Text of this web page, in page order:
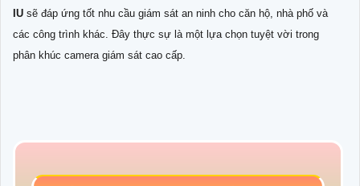
IU sẽ đáp ứng tốt nhu cầu giám sát an ninh cho căn hộ, nhà phố và
các công trình khác. Đây thực sự là một lựa chọn tuyệt vời trong
phân khúc camera giám sát cao cấp.